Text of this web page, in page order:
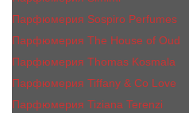
Парфюмерия Sospiro Perfumes
Парфюмерия The House of Oud
Парфюмерия Thomas Kosmala
Парфюмерия Tiffany & Co Love
Парфюмерия Tiziana Terenzi